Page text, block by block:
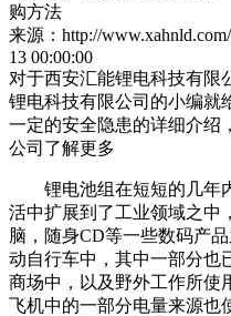
购方法
来源：http://
13 00:00:00
对于西安汇能锂电科技有限
锂电科技有限公司的小编就
一定的安全隐患的详细介绍
公司了解更多
锂电池组在短短的几年
活中扩展到了工业领域之中
脑，随身CD等一些数码产
动自行车中，其中一部分也
商场中，以及野外工作所使
飞机中的一部分电量来源也